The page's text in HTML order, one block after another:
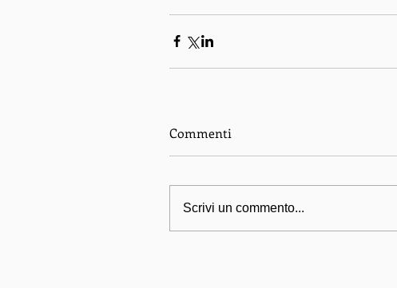
Commenti
Scrivi un commento...